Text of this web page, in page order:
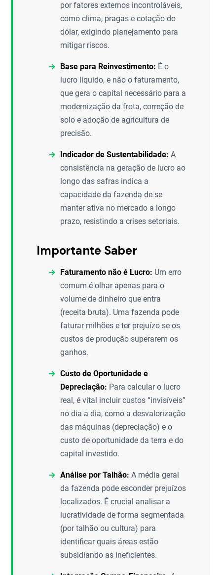
por fatores externos incontroláveis,
como clima, pragas e cotação do
dólar, exigindo planejamento para
mitigar riscos.
Base para Reinvestimento: É o
lucro líquido, e não o faturamento,
que gera o capital necessário para a
modernização da frota, correção de
solo e adoção de agricultura de
precisão.
Indicador de Sustentabilidade: A
consistência na geração de lucro ao
longo das safras indica a
capacidade da fazenda de se
manter ativa no mercado a longo
prazo, resistindo a crises setoriais.
Importante Saber
Faturamento não é Lucro: Um erro
comum é olhar apenas para o
volume de dinheiro que entra
(receita bruta). Uma fazenda pode
faturar milhões e ter prejuízo se os
custos de produção superarem os
ganhos.
Custo de Oportunidade e
Depreciação: Para calcular o lucro
real, é vital incluir custos “invisíveis”
no dia a dia, como a desvalorização
das máquinas (depreciação) e o
custo de oportunidade da terra e do
capital investido.
Análise por Talhão: A média geral
da fazenda pode esconder prejuízos
localizados. É crucial analisar a
lucratividade de forma segmentada
(por talhão ou cultura) para
identificar quais áreas estão
subsidiando as ineficientes.